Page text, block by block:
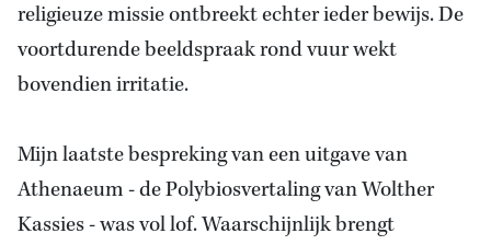
religieuze missie ontbreekt echter ieder bewijs. De
voortdurende beeldspraak rond vuur wekt
bovendien irritatie.
Mijn laatste bespreking van een uitgave van
Athenaeum -de Polybiosvertaling van Wolther
Kassies - was vol lof. Waarschijnlijk brengt